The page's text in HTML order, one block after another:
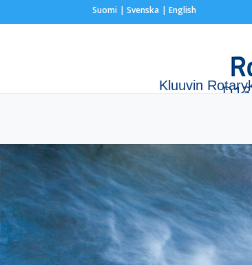
Suomi Svenska English
Kluuvin